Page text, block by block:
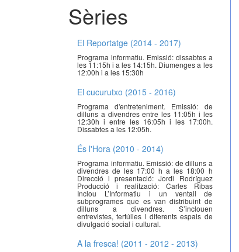
Sèries
El Reportatge (2014 - 2017)
Programa informatiu. Emissió: dissabtes a
les 11:15h i a les 14:15h. Diumenges a les
12:00h i a les 15:30h
El cucurutxo (2015 - 2016)
Programa d'entreteniment. Emissió: de
dilluns a divendres entre les 11:05h i les
12:30h i entre les 16:05h i les 17:00h.
Dissabtes a les 12:05h.
És l'Hora (2010 - 2014)
Programa informatiu. Emissió: de dilluns a
divendres de les 17:00 h a les 18:00 h
Direcció i presentació: Jordi Rodríguez
Producció i realització: Carles Ribas
Inclou L’Informatiu i un ventall de
subprogrames que es van distribuint de
dilluns a divendres. S’inclouen
entrevistes, tertúlies i diferents espais de
divulgació social i cultural.
A la fresca! (2011 - 2012 - 2013)